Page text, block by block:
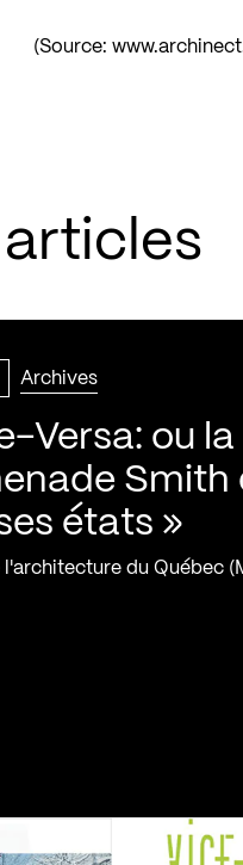
(Source:
articles
Archives
Versa: ou la
Smith
états »
l'architecture du Québec